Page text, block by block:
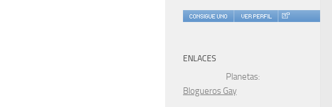
ENLACES
Planetas:
Blogueros Gay